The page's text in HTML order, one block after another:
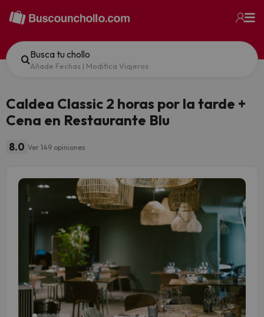
Busca tu chollo
Añade Fechas | Modifica Viajeros
Caldea Classic 2 horas por la tarde +
Cena en Restaurante Blu
8.0 Ver 149 opiniones